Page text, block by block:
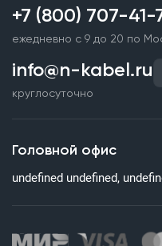
Наши объекты
Партнерство
Документы и
Производство
Срочное
Оплата и доставка
Гарантия качества
Статьи
Вопросы и ответы
+7 (800) 707-41-
ежедневно с 9 до 20 по
info@n-kabel.ru
круглосуточно
Головной офис
undefined undefined,